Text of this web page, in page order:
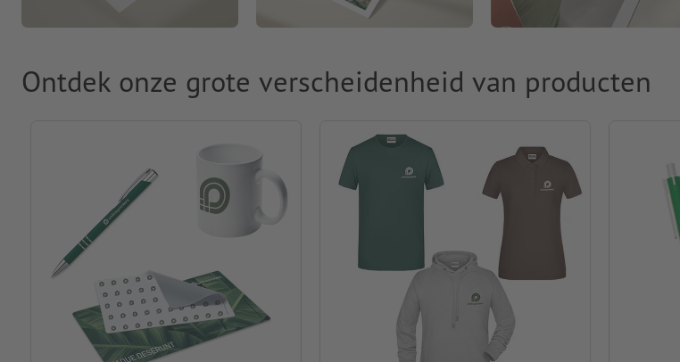
Ontdek onze grote verscheidenheid van producten